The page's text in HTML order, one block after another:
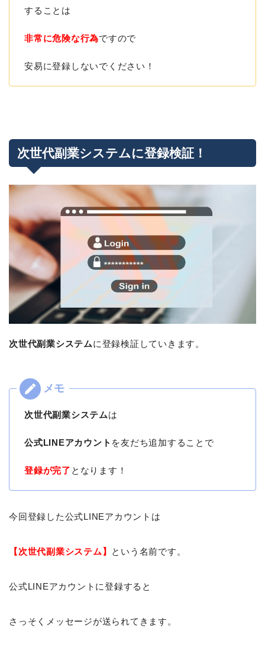
することは
非常に危険な行為ですので
安易に登録しないでください！
次世代副業システムに登録検証！
次世代副業システムに登録検証していきます。
次世代副業システムは
公式LINEアカウント を友だち追加することで
登録が完了 となります！
今回登録した公式LINEアカウントは
【次世代副業システム】 という名前です。
公式LINEアカウントに登録すると
さっそくメッセージが送られてきます。